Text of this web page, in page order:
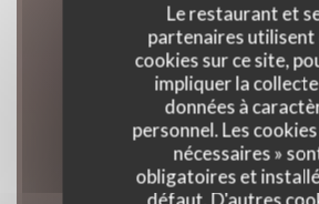
Le restaurant et
partenaires utilisent
cookies sur ce site,
impliquer la
données à
personnel. Les
nécessaires »
obligatoires et